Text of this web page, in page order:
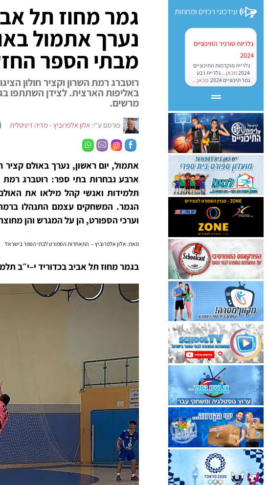
גלריות טורניר התיכוניים
2024
גלריית מוקדמות התיכוניים
2024מכאן... גלריית רבע
גמר תיכוניים 2024
מכאן...
גמר מחוז תל
נערך אתמול
מבתי הספר
רוטברג רמת השרון וקציר חולון
באליפות הארצית. לצידן השתתפו
מרשים.
פורסם ע"י: אלון אלפרוביץ - מדיה דיגיטלית
אתמול, יום ראשון, נערך באולם קציר
ארבע נבחרות בתי ספר: רוטברג רמת
תלמידות ואנשי קהל מילאו את
הגמר. המשחקים עצמם התנהלו ברמה
וערכי הספורט, הן על המגרש והן
מאת: אלון אלפרוביץ – התאחדות הספורט לבתי הספר בישראל
בגמר מחוז תל אביב בכדוריד י–י״ב